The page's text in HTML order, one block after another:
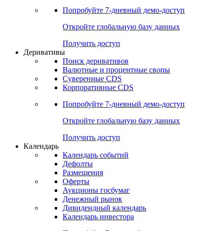
Попробуйте 7-дневный демо-доступ
Откройте глобальную базу данных
Получить доступ
Деривативы
Поиск деривативов
Валютные и процентные свопы
Суверенные CDS
Корпоративные CDS
Попробуйте 7-дневный демо-доступ
Откройте глобальную базу данных
Получить доступ
Календарь
Календарь событий
Дефолты
Размещения
Оферты
Аукционы госбумаг
Денежный рынок
Дивидендный календарь
Календарь инвестора